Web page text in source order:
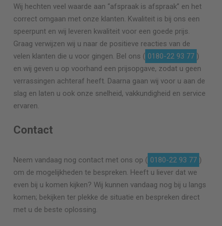
Wij hechten veel waarde aan “afspraak is afspraak” en het
correct omgaan met onze klanten. Kwaliteit is bij ons een
speerpunt en wij leveren kwaliteit voor een goede prijs.
Graag verwijzen wij u naar de positieve reacties van de
velen klanten die u voor gingen. Bel ons ( 0180-22 93 77 )
en wij geven u op voorhand een prijsopgave, zodat u geen
verrassingen achteraf heeft. Daarna gaan wij voor u aan de
slag en laten u ook onze snelheid, vakkundigheid en service
ervaren.
Contact
Neem vandaag nog contact met ons op ( 0180-22 93 77 )
om de mogelijkheden te bespreken. Heeft u liever dat we
even bij u komen kijken? Wij kunnen vandaag nog bij u langs
komen; bekijken ter plekke de situatie en bespreken direct
met u de beste oplossing.